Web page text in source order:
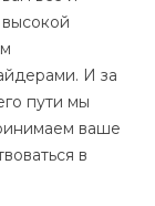
И за
пути мы
ваше
в